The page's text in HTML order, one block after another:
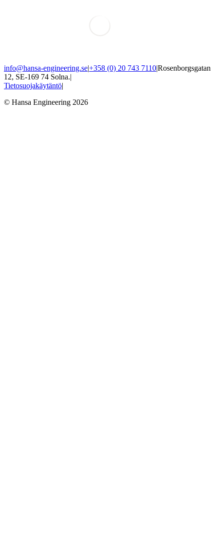
info@hansa-engineering.se|+358 (0) 20 743 7110|Rosenborgsgatan
12, SE-169 74 Solna.|
Tietosuojakäytäntö|
© Hansa Engineering 2026